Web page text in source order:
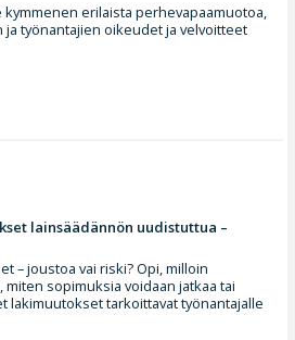
erilaista perhevapaamuotoa,
työnantajien oikeudet ja velvoitteet
lainsäädännön uudistuttua –
– joustoa vai riski? Opi, milloin
sopimuksia voidaan jatkaa tai
lakimuutokset tarkoittavat työnantajalle